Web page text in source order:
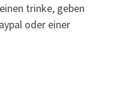
trinke, geben
oder einer